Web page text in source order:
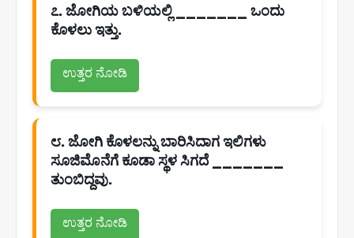
೭. ಜೋಗಿಯ ಬಳಿಯಲ್ಲಿ _______ ಒಂದು
ಕೊಳಲು ಇತ್ತು.
ಉತ್ತರ ನೋಡಿ
೮. ಜೋಗಿ ಕೊಳಲನ್ನು ಬಾರಿಸಿದಾಗ ಇಲಿಗಳು
ಸೂಜಿಮೊನೆಗೆ ಕೂಡಾ ಸ್ಥಳ ಸಿಗದೆ _______
ತುಂಬಿದ್ದವು.
ಉತ್ತರ ನೋಡಿ